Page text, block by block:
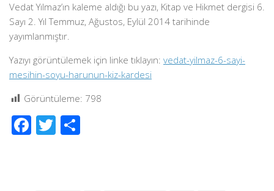
Vedat Yılmaz’ın kaleme aldığı bu yazı, Kitap ve Hikmet dergisi 6.
Sayı 2. Yıl Temmuz, Ağustos, Eylül 2014 tarihinde
yayımlanmıştır.
Yazıyı görüntülemek için linke tıklayın: vedat-yilmaz-6-sayi-
mesihin-soyu-harunun-kiz-kardesi
Görüntüleme: 798
Facebook
Twitter